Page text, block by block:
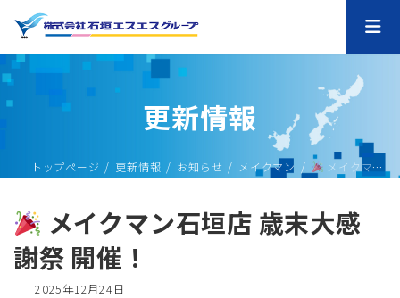
ン
ツ
ス
ー
シ
ン
更新情報
トップページ 更新情報 お知らせ メイクマン メイクマン石垣店 歳末大感謝祭 開催！
メイクマン石垣店 歳末大感
謝祭 開催！
最
2025年12月24日